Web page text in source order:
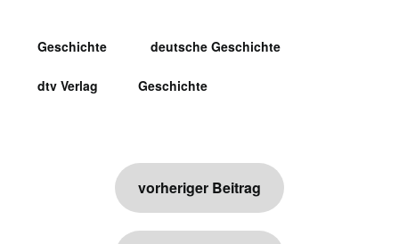
Geschichte deutsche Geschichte
dtv Verlag Geschichte
Beitragsnavigation
vorheriger Beitrag